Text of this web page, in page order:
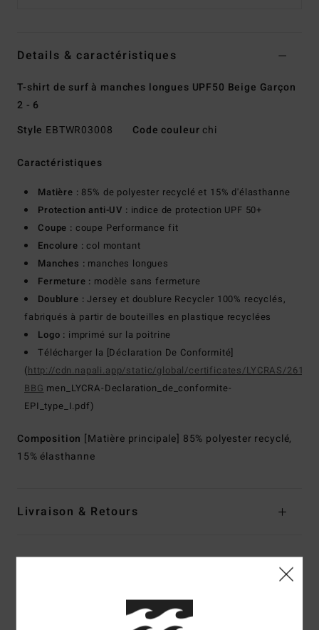
Details & caractéristiques
T-shirt de surf à manches longues UPF50 Beige Garçon
2 - 6
Style EBTWR03008 Code couleur chi
Caractéristiques
Matière : 85% de polyester recyclé et 15% d'élasthanne
Protection anti-UV : indice de protection UPF 50+
Coupe : coupe Performance fit
Encolure : col montant
Manches : manches longues
Fermeture : modèle sans fermeture
Doublure : Jersey et doublure Recycler 100% recyclés,
fabriqués à partir de bouteilles en plastique recyclées
Logo : imprimé sur la poitrine
Télécharger la [Déclaration De Conformité]
(http://cdn.napali.app/static/global/certificates/LYCRAS/261-
BBG men_LYCRA-Declaration_de_conformite-
EPI_type_I.pdf)
Composition [Matière principale] 85% polyester recyclé,
15% élasthanne
Livraison & Retours
Note moyenne